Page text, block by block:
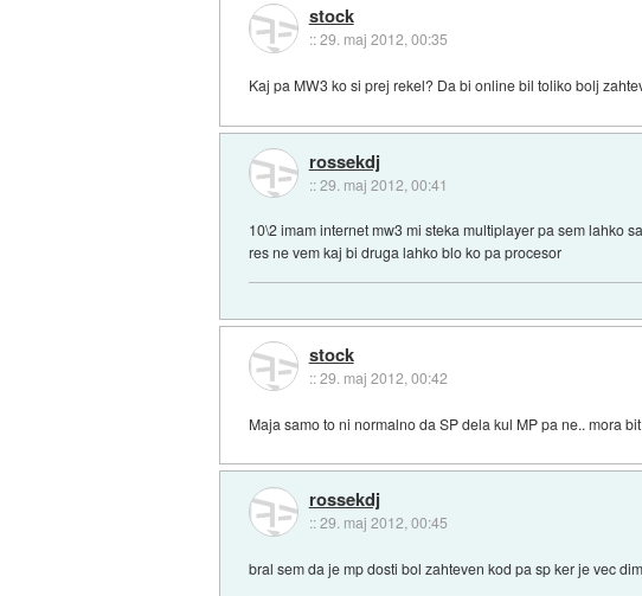
stock
::29. maj 2012, 00:35
Kaj pa MW3 ko si prej rekel? Da bi online bil toliko bolj
rossekdj
::29. maj 2012, 00:41
10\2 imam internet mw3 mi steka multiplayer pa sem lahko
res ne vem kaj bi druga lahko blo ko pa procesor
stock
::29. maj 2012, 00:42
Maja samo to ni normalno da SP dela kul MP pa ne.. mora
rossekdj
::29. maj 2012, 00:45
bral sem da je mp dosti bol zahteven kod pa sp ker je vec